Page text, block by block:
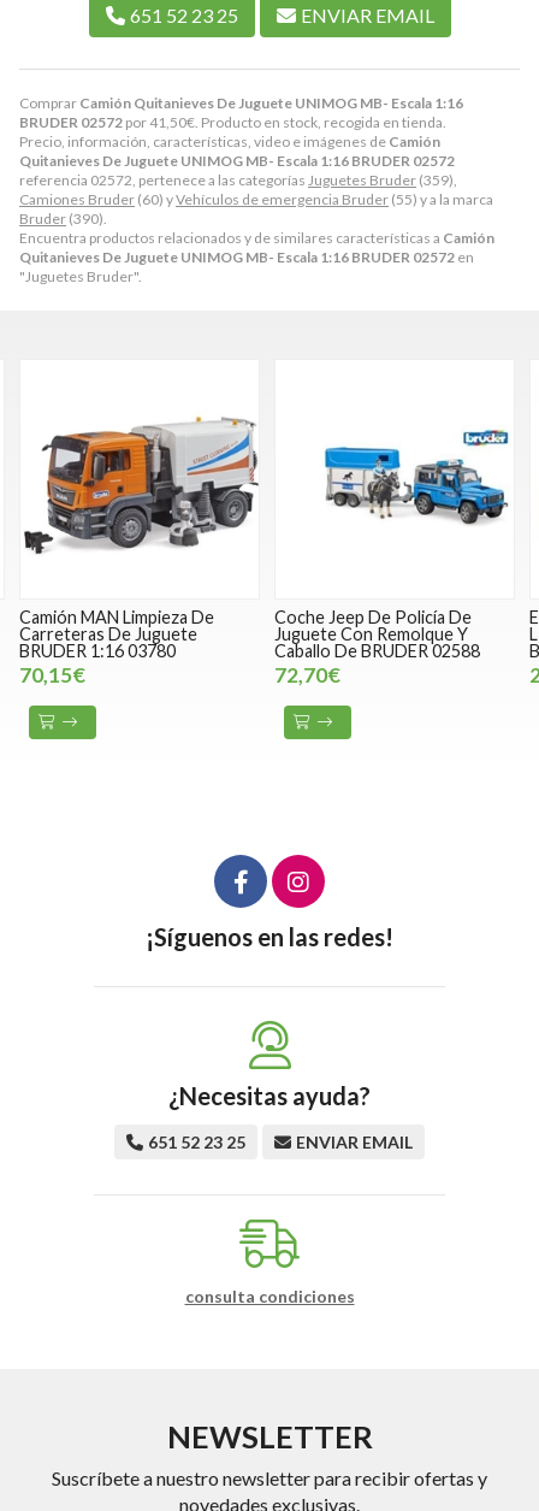
Comprar Camión Quitanieves De Juguete UNIMOG MB- Escala 1:16
BRUDER 02572 por41,50€ . Producto en stock, recogida en tienda.
Precio, información, características, video e imágenes de Camión
Quitanieves De Juguete UNIMOG MB- Escala 1:16 BRUDER 02572
referencia 02572, pertenece a las categorías Juguetes Bruder (359),
Camiones Bruder (60) yVehículos de emergencia Bruder (55) y a la marca
Bruder (390).
Encuentra productos relacionados y de similares características a Camión
Quitanieves De Juguete UNIMOG MB- Escala 1:16 BRUDER 02572 en
"Juguetes Bruder".
651 52 23 25 ENVIAR EMAIL
Coche Jeep De Policía De
Juguete Con Remolque Y
Caballo De BRUDER 02588
72,70€
Excavadora De Juguete
LIEBHERR.- Escala 1:16
BRUDER 02426
25,99€
¡Síguenos en las redes!
¿Necesitas ayuda?
651 52 23 25 ENVIAR EMAIL
consulta condiciones
NEWSLETTER
Suscríbete a nuestro newsletter para recibir ofertas y
novedades exclusivas.